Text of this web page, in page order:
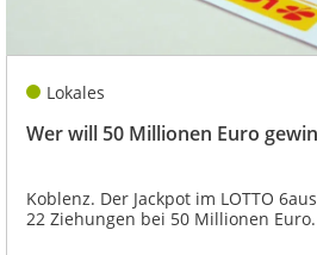
Lokales
Wer will 50 Millionen Euro
Koblenz. Der Jackpot im LOTTO
22 Ziehungen bei 50 Millionen Euro.